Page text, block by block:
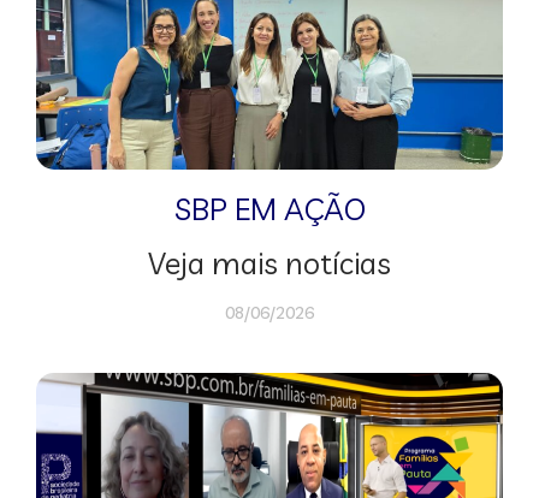
SBP EM AÇÃO
Veja mais notícias
08/06/2026